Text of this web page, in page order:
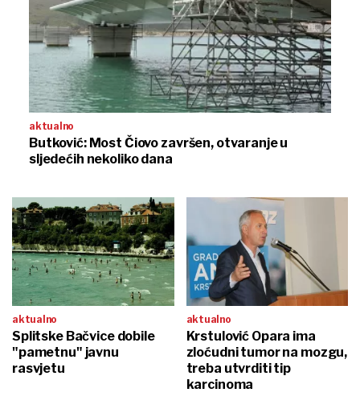
aktualno
Butković: Most Čiovo završen, otvaranje u
sljedećih nekoliko dana
aktualno
Splitske Bačvice dobile
"pametnu" javnu
rasvjetu
aktualno
Krstulović Opara ima
zloćudni tumor na mozgu,
treba utvrditi tip
karcinoma